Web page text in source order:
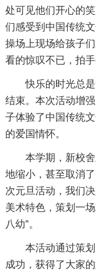
处可见他们开心的
们感受到中国传统
操场上现场给孩子
看的惊叹不已，拍手
快乐的时光总
结束。本次活动增
子体验了中国传统
的爱国情怀。
本学期，新校
地缩小，甚至取消
次元旦活动，我们
美术特色，策划一
八幼”。
本活动通过策
成功，获得了大家